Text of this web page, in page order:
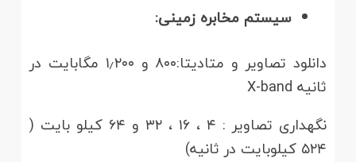
سیستم مخابره زمینی:
دانلود تصاویر و متادیتا:۸۰۰ و ۱٫۲۰۰ مگابایت در
ثانیه X-band
نگهداری تصاویر : ۴ ، ۱۶ ، ۳۲ و ۶۴ کیلو بایت (
۵۲۴ کیلوبایت در ثانیه)